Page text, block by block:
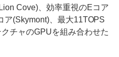
Cove)、効率重視のEコア
ア(Skymont)、最大11TOPS
チャのGPUを組み合わせた